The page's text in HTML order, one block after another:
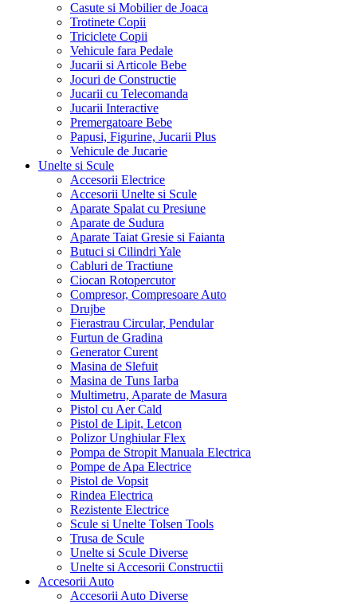
Casute si Mobilier de Joaca
Trotinete Copii
Triciclete Copii
Vehicule fara Pedale
Jucarii si Articole Bebe
Jocuri de Constructie
Jucarii cu Telecomanda
Jucarii Interactive
Premergatoare Bebe
Papusi, Figurine, Jucarii Plus
Vehicule de Jucarie
Unelte si Scule
Accesorii Electrice
Accesorii Unelte si Scule
Aparate Spalat cu Presiune
Aparate de Sudura
Aparate Taiat Gresie si Faianta
Butuci si Cilindri Yale
Cabluri de Tractiune
Ciocan Rotopercutor
Compresor, Compresoare Auto
Drujbe
Fierastrau Circular, Pendular
Furtun de Gradina
Generator Curent
Masina de Slefuit
Masina de Tuns Iarba
Multimetru, Aparate de Masura
Pistol cu Aer Cald
Pistol de Lipit, Letcon
Polizor Unghiular Flex
Pompa de Stropit Manuala Electrica
Pompe de Apa Electrice
Pistol de Vopsit
Rindea Electrica
Rezistente Electrice
Scule si Unelte Tolsen Tools
Trusa de Scule
Unelte si Scule Diverse
Unelte si Accesorii Constructii
Accesorii Auto
Accesorii Auto Diverse